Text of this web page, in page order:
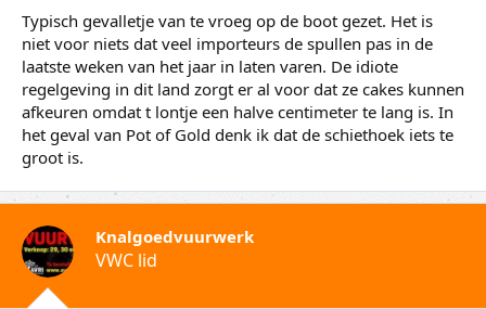
Typisch gevalletje van te vroeg op de boot gezet. Het is
niet voor niets dat veel importeurs de spullen pas in de
laatste weken van het jaar in laten varen. De idiote
regelgeving in dit land zorgt er al voor dat ze cakes kunnen
afkeuren omdat t lontje een halve centimeter te lang is. In
het geval van Pot of Gold denk ik dat de schiethoek iets te
groot is.
Knalgoedvuurwerk
VWC lid